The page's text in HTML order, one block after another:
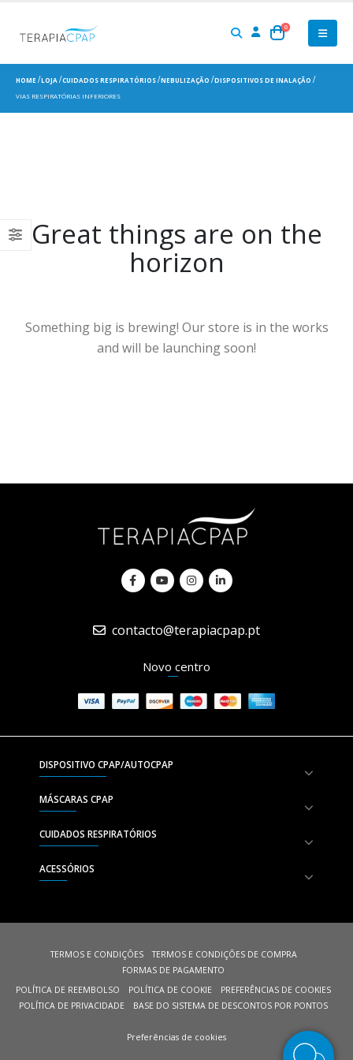
0
HOME LOJA CUIDADOS RESPIRATÓRIOS NEBULIZAÇÃO
DISPOSITIVOS DE INALAÇÃO
VIAS RESPIRATÓRIAS INFERIORES
Great things are on the
horizon
Something big is brewing! Our store is in the works
and will be launching soon!
contacto@terapiacpap.pt
Novo centro
DISPOSITIVO CPAP/AUTOCPAP
MÁSCARAS CPAP
CUIDADOS RESPIRATÓRIOS
ACESSÓRIOS
TERMOS E CONDIÇÕES
TERMOS E CONDIÇÕES DE COMPRA
FORMAS DE PAGAMENTO
POLÍTICA DE REEMBOLSO
POLÍTICA DE COOKIE
PREFERÊNCIAS DE COOKIES
POLÍTICA DE PRIVACIDADE
BASE DO SISTEMA DE DESCONTOS POR PONTOS
Preferências de cookies